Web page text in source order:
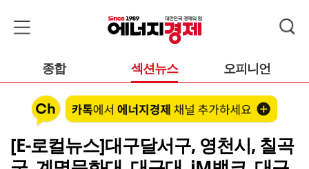
종합 섹션뉴스 오피니언
[E-로컬뉴스]대구달서구, 영천시, 칠곡